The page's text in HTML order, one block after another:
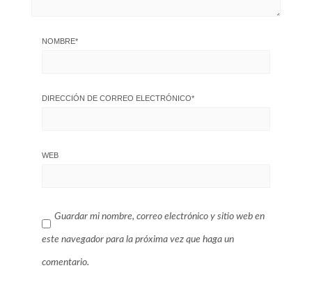
NOMBRE*
DIRECCIÓN DE CORREO ELECTRÓNICO*
WEB
Guardar mi nombre, correo electrónico y sitio web en
este navegador para la próxima vez que haga un
comentario.